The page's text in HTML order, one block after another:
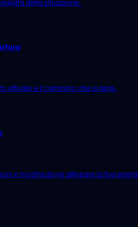
attuale e il cammino che si apre.
e mostra dove allineare la tua